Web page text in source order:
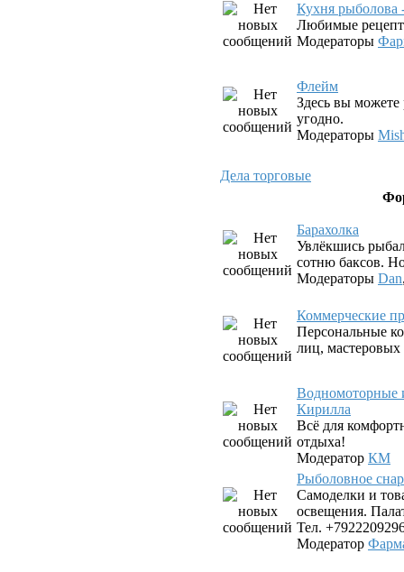
Кухня рыболова
Любимые
Модераторы
Флeйм
Здесь вы можете
угодно.
Модераторы
Дела торговые
Барахолка
Увлёкшись
сотню баксов.
Модераторы Dan
Коммерческие
Персональные
лиц,
Водномоторные
Кирилла
Всё для
отдыха!
Модератор КМ
Рыболовное
Самоделки и
освещения.
Тел.
Модератор